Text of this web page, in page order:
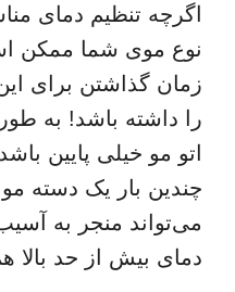
اگرچه تنظیم دمای
نوع موی شما ممکن
زمان گذاشتن برای
را داشته باشد! به
اتو مو خیلی پایین
چندین بار یک دسته
می‌تواند منجر به
دمای بیش از حد